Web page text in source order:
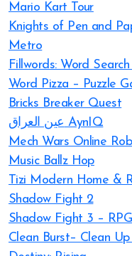
Mario Kart Tour
Knights of Pen and
Metro
Fillwords: Word
Word Pizza – Puzzle
Bricks Breaker Quest
عين العراق AynIQ
Mech Wars Online
Music Ballz Hop
Tizi Modern Home &
Shadow Fight 2
Shadow Fight 3 –
Clean Burst– Clean Up